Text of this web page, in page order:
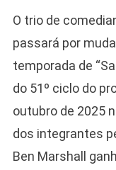
O trio de
passará por
temporada de
do 51º ciclo do
outubro de 2025
dos integrantes
Ben Marshall